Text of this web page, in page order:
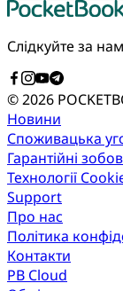
Слідкуйте за
© 2026
Новини
Споживацька
Гарантійні
Технології
Support
Про нас
Політика
Контакти
PB Cloud